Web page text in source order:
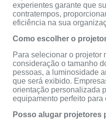
experientes garante que
contratempos,
eficiência na sua
Como escolher o
Para selecionar o projetor
consideração o tamanho
pessoas, a luminosidade
que será exibido.
orientação personalizada
equipamento perfeito para
Posso alugar projetores